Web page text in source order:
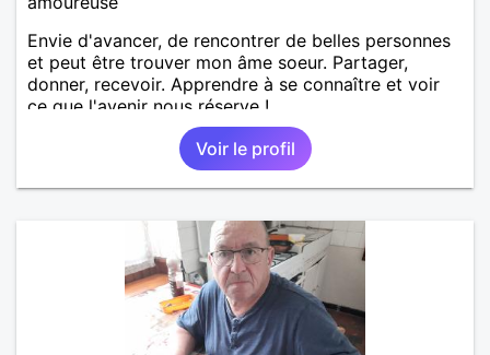
Envie d'avancer, de rencontrer de belles personnes
et peut être trouver mon âme soeur. Partager,
donner, recevoir. Apprendre à se connaître et voir
ce que l'avenir nous réserve !
Voir le profil